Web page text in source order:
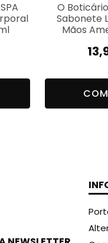
O
Sabonete
Mãos